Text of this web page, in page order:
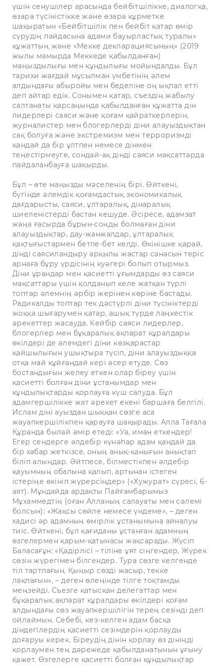
үшін сенушілер арасында бейбітшілікке, диалогқа,
өзара түсіністікке және өзара құрметке
шақыратын «Бейбітшілік пен бейбіт қатар өмір
сүрудің пайдасына адами бауырластық туралы»
құжаттың және «Мекке декларациясының» (2019
жылы мамырда Меккеде қабылданған)
маңыздылығы мен құндылығы мойындалды. Бұл
тарихи жағдай мұсылман үмбетінің әлем
алдындағы абыройы мен беделіне оң ықпал етті
деп айтар едік. Сонымен қатар, съездің жабылу
салтанаты қарсаңында қабылданған құжатта дін
лидерлері саяси және қоғам қайраткерлерін,
журналистер мен блогерлерді діни алауыздықтан
сақ болуға және экстремизм мен терроризмді
қандай да бір ұлтпен немесе дінмен
теңестірмеуге, сондай-ақ дінді саяси мақсаттарда
пайдаланбауға шақырды.
Бұл – өте маңызды мәселенің бірі. Өйткені,
бүгінде әлемдік қоғамдастық экономикалық
дағдарысты, саяси, ұлтаралық, дінаралық
шиеленістерді бастан кешуде. Әсіресе, адамзат
жаңа ғасырда бұрын-соңды болмаған діни
алауыздықтар, дау-жанжалдар, ұлтаралық
қақтығыстармен бетпе-бет келді. Өкінішке қарай,
дінді саясиландыру арқылы жастар санасын теріс
арнаға бұру үрдісінің куәгері болып отырмыз.
Діни ұрандар мен қасиетті ұғымдарды өз саяси
мақсаттары үшін қолданып келе жатқан түрлі
топтар әлемнің әрбір жерінен көріне бастады.
Радикалды топтар тек дәстүрлі діни түсініктерді
жоққа шығарумен қатар, ашық түрде лаңкестік
әрекеттер жасауда. Кейбір саяси лидерлер,
блогерлер мен бұқаралық ақпарат құралдары
өкілдері де әлемдегі діни көзқарастар
қайшылығын ушықтыра түсіп, діни алауыздыққа
отқа май құйғандай кері әсер етуде. Сөз
бостандығын желеу еткен олар біреу үшін
қасиетті болған діни ұстанымдар мен
құндылықтарды қорлауға күш салуда. Бұл
адамгершілікке жат әрекет екені баршаға белгілі.
Ислам діні ауыздан шыққан сөзге аса
жауапкершілікпен қарауға шақырады. Алла Тағала
Құранда былай әмір етеді: «Уа, иман еткендер!
Егер сендерге әлдебір күнәһар адам қандай да
бір хабар жеткізсе, оның анық-қанығын анықтап
біліп алыңдар. Әйтпесе, білместікпен әлдебір
қауымның обалына қалып, артынан істеген
істеріңе өкініп жүрерсіңдер» («Хужурат» сүресі, 6-
аят). Мұндайда ардақты Пайғамбарымыз
Мұхаммедтің (оған Алланың салауаты мен сәлемі
болсын): «Жақсы сөйле немесе үндеме», – деген
хадисі әр адамның өмірлік ұстанымына айналуы
тиіс. Өйткені, бұл қағиданы ұстанған адамның
өзгелермен қарым-қатынасы жақсарады. Жүсіп
Баласағұн: «Қадірлісі – тіліне ұят сіңгендер, Жүрек
сөзін жүрегімен білгендер. Тура сөзге келгенде
тіл тартпағын, Қыңыр сөзді жасыр, текке
лақпағын», – деген өлеңінде тілге тоқтамды
меңзейді. Съезге қатысқан делегаттар мен
бұқаралық ақпарат құралдары өкілдері қоғам
алдындағы сөз жауапкершілігін терең сезінді деп
ойлаймын. Себебі, кез-келген адам басқа
діндегілердің қасиетті сезімдерін қорлауды
доғаруы керек. Біреудің дінін қорлау өз дініңді
қорлаумен тең дәрежеде қабылданатынын ұғыну
қажет. Өзгелерге қасиетті болған құндылықтар